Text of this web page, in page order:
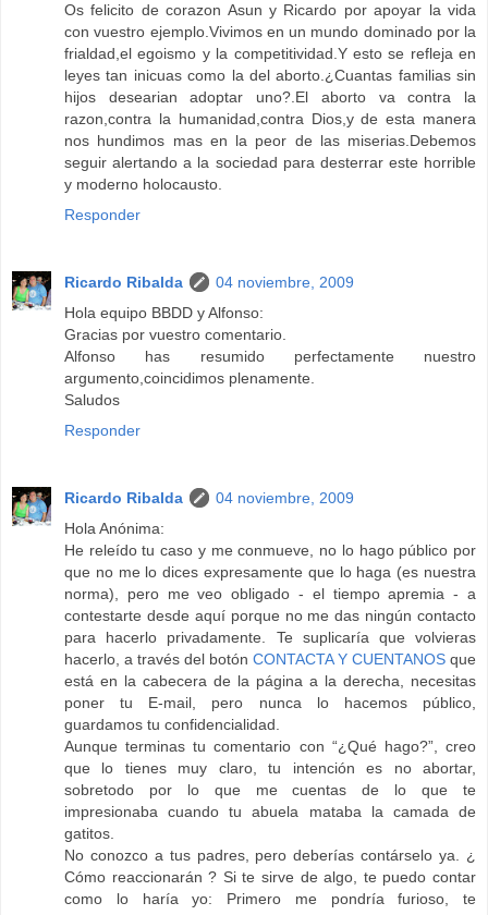
Os felicito de corazon Asun y Ricardo por apoyar la vida
con vuestro ejemplo.Vivimos en un mundo dominado por la
frialdad,el egoismo y la competitividad.Y esto se refleja en
leyes tan inicuas como la del aborto.¿Cuantas familias sin
hijos desearian adoptar uno?.El aborto va contra la
razon,contra la humanidad,contra Dios,y de esta manera
nos hundimos mas en la peor de las miserias.Debemos
seguir alertando a la sociedad para desterrar este horrible
y moderno holocausto.
Responder
Ricardo Ribalda
04 noviembre, 2009
Hola equipo BBDD y Alfonso:
Gracias por vuestro comentario.
Alfonso has resumido perfectamente nuestro
argumento,coincidimos plenamente.
Saludos
Responder
Ricardo Ribalda
04 noviembre, 2009
Hola Anónima:
He releído tu caso y me conmueve, no lo hago público por
que no me lo dices expresamente que lo haga (es nuestra
norma), pero me veo obligado - el tiempo apremia - a
contestarte desde aquí porque no me das ningún contacto
para hacerlo privadamente. Te suplicaría que volvieras
hacerlo, a través del botón CONTACTA Y CUENTANOS que
está en la cabecera de la página a la derecha, necesitas
poner tu E-mail, pero nunca lo hacemos público,
guardamos tu confidencialidad.
Aunque terminas tu comentario con “¿Qué hago?”, creo
que lo tienes muy claro, tu intención es no abortar,
sobretodo por lo que me cuentas de lo que te
impresionaba cuando tu abuela mataba la camada de
gatitos.
No conozco a tus padres, pero deberías contárselo ya. ¿
Cómo reaccionarán ? Si te sirve de algo, te puedo contar
como lo haría yo: Primero me pondría furioso, te